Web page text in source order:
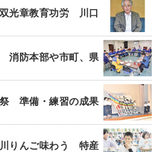
光章教育功労 川口
消防本部や市町、県
祭 準備・練習の成果
りんご味わう 特産